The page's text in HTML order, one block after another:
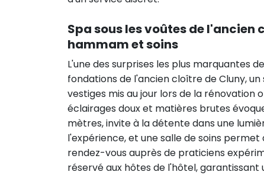
Spa sous les voûtes de l'ancien
hammam et soins
L'une des surprises les plus marquantes
fondations de l'ancien cloître de Cluny,
vestiges mis au jour lors de la rénovation
éclairages doux et matières brutes
mètres, invite à la détente dans une
l'expérience, et une salle de soins
rendez-vous auprès de praticiens
réservé aux hôtes de l'hôtel, garantissant